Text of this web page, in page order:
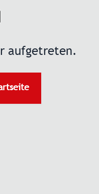
aufgetreten.